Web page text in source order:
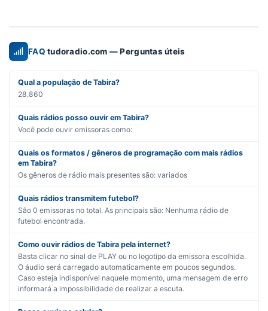
FAQ tudoradio.com — Perguntas úteis
Qual a população de Tabira?
28.860
Quais rádios posso ouvir em Tabira?
Você pode ouvir emissoras como:
Quais os formatos / gêneros de programação com mais rádios
em Tabira?
Os gêneros de rádio mais presentes são: variados
Quais rádios transmitem futebol?
São 0 emissoras no total. As principais são: Nenhuma rádio de
futebol encontrada.
Como ouvir rádios de Tabira pela internet?
Basta clicar no sinal de PLAY ou no logotipo da emissora escolhida.
O áudio será carregado automaticamente em poucos segundos.
Caso esteja indisponível naquele momento, uma mensagem de erro
informará a impossibilidade de realizar a escuta.